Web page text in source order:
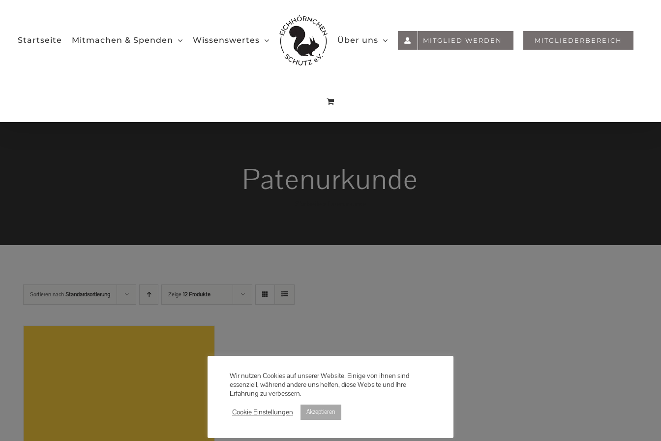
Startseite Mitmachen & Spenden Wissenswertes Über uns MITGLIED WERDEN MITGLIEDERBEREICH
Patenurkunde
Sortieren nach Standardsortierung Zeige 12 Produkte
Wir nutzen Cookies auf unserer Website. Einige von ihnen sind
essenziell, während andere uns helfen, diese Website und Ihre
Erfahrung zu verbessern.
Cookie Einstellungen
Akzeptieren